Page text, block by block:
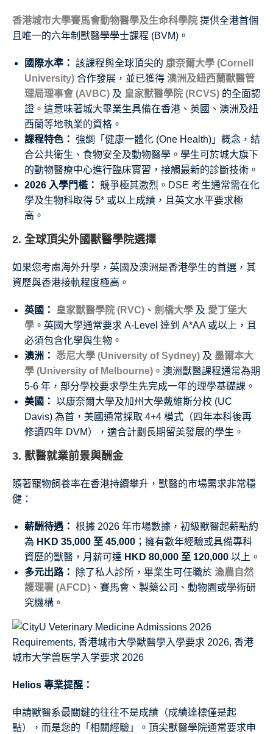
香港城市大學賽馬會動物醫學及生命科學院 提供全港首個
且唯一的六年制獸醫學學士課程 (BVM)。
國際水準： 該課程與全球頂尖的 康奈爾大學 (Cornell
University) 合作發展，並已獲得 澳洲及紐西蘭獸醫管
理局理事會 (AVBC) 及 皇家獸醫學院 (RCVS) 的全面認
證。這意味著城大畢業生具備在香港、英國、澳洲及紐
西蘭等地執業的資格。
課程特色： 強調「健康一體化 (One Health)」概念，結
合公共衛生、食物安全及動物醫學。學生可於城大旗下
的動物醫療中心進行臨床實習，接觸最新的診斷技術。
2026 入學門檻：
競爭極其激烈。DSE 考生通常需在化
學及生物科取得 5* 或以上成績，且英文水平要求極
高。
2. 全球頂尖外國獸醫學院選擇
如果您考慮海外升學，英國及澳洲是香港學生的首選，其
資歷與香港接軌程度極高。
英國： 皇家獸醫學院 (RVC) 、 劍橋大學 及 愛丁堡大
學 。英國大學通常要求 A-Level 達到 A*AA 或以上，且
必須包含化學與生物。
澳洲： 悉尼大學 (University of Sydney) 及 墨爾本大
學 (University of Melbourne) 。澳洲獸醫課程通常為期
5-6 年，部分學校要求學生先完成一年的理學基礎課。
美國： 以康奈爾大學及加州大學戴維斯分校 (UC
Davis) 為首，美國通常採取 4+4 模式（四年本科後再
修讀四年 DVM），適合計劃長期留美發展的學生。
3. 獸醫就業前景與酬金
隨著寵物飼養率在香港持續攀升，獸醫的市場需求非常穩
健：
薪酬待遇： 根據 2026 年市場數據，初級獸醫起薪點約
為 HKD 35,000 至 45,000 ；擁有數年經驗或具備專科
資歷的獸醫，月薪可達 HKD 80,000 至 120,000 以上。
多元出路：
除了私人診所，畢業生可任職於 漁農自然
護理署 (AFCD) 、賽馬會、製藥公司、動物園或學術研
究機構。
Helios 專業提醒：
申請獸醫系最關鍵的往往不是成績（成績達標僅是起
點），而是您的「相關經驗」。頂尖獸醫學院通常要求申